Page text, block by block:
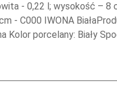
- 0,22 l; wysokość – 8
- C000 IWONA
Kolor porcelany: Biały